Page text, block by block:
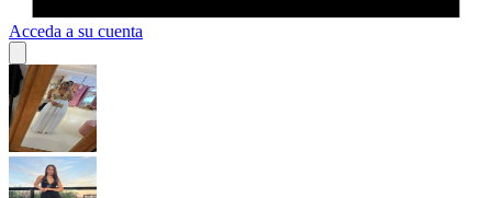
Acceda a su cuenta